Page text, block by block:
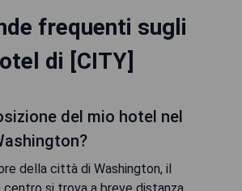
frequenti sugli
di [CITY]
del mio hotel nel
della città di Washington, il